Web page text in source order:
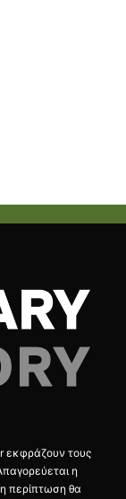
εκφράζουν τους
η
περίπτωση θα